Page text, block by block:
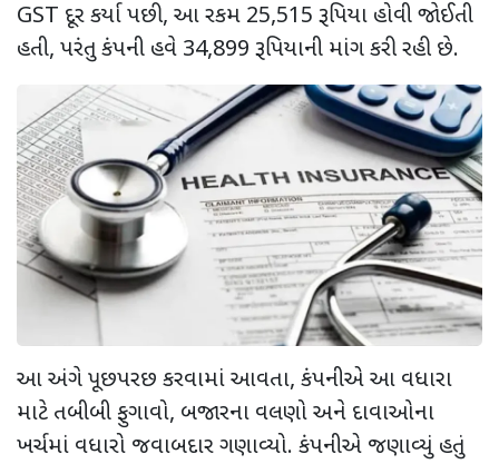
GST દૂર કર્યા પછી, આ રકમ 25,515 રૂપિયા હોવી જોઈતી
હતી, પરંતુ કંપની હવે 34,899 રૂપિયાની માંગ કરી રહી છે.
આ અંગે પૂછપરછ કરવામાં આવતા, કંપનીએ આ વધારા
માટે તબીબી ફુગાવો, બજારના વલણો અને દાવાઓના
ખર્ચમાં વધારો જવાબદાર ગણાવ્યો. કંપનીએ જણાવ્યું હતું